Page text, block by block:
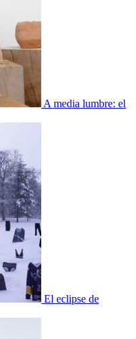
A media lumbre: el
El eclipse de